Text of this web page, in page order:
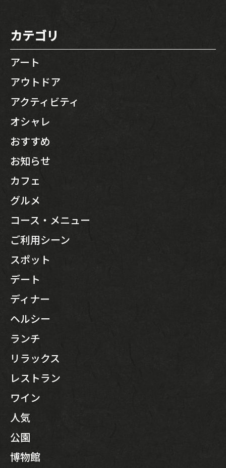
カテゴリ
アート
アウトドア
アクティビティ
オシャレ
おすすめ
お知らせ
カフェ
グルメ
コース・メニュー
ご利用シーン
スポット
デート
ディナー
ヘルシー
ランチ
リラックス
レストラン
ワイン
人気
公園
博物館